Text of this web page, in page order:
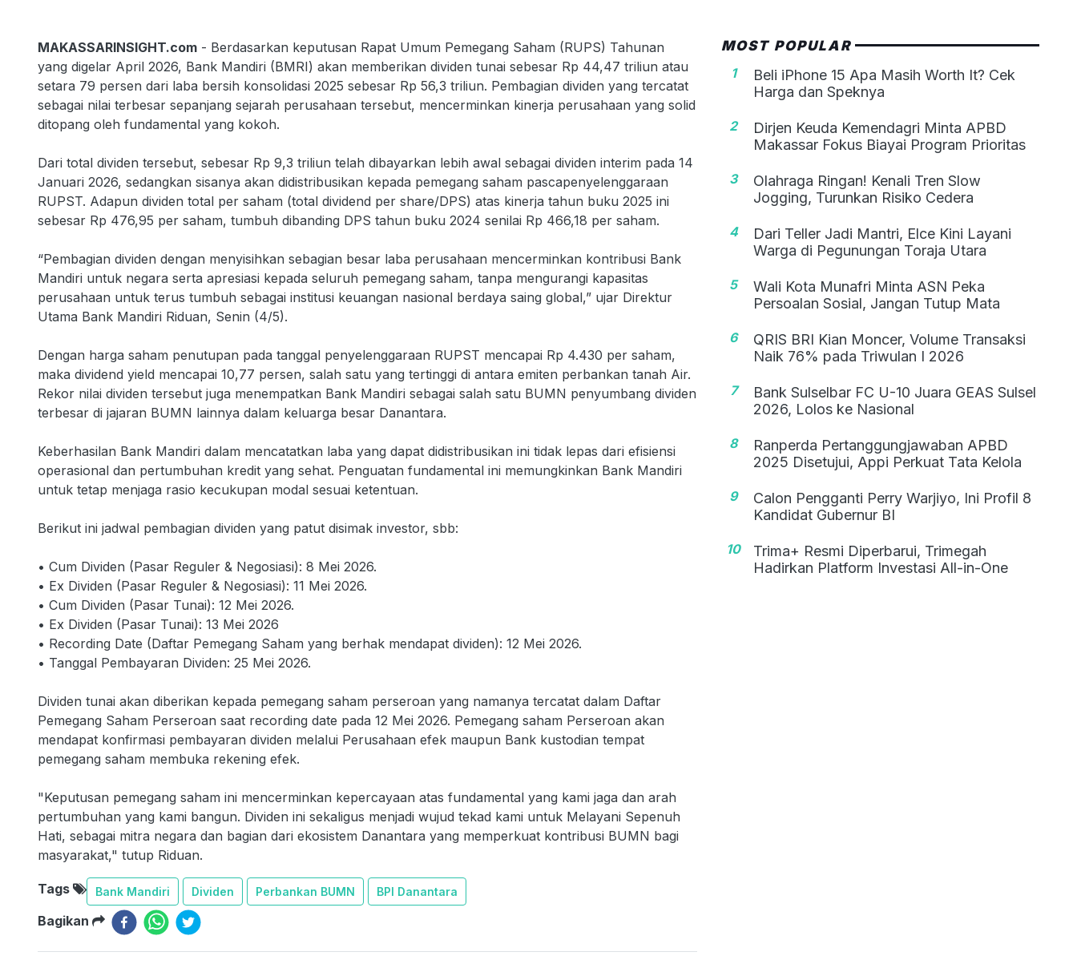
MAKASSARINSIGHT.com - Berdasarkan keputusan Rapat Umum Pemegang Saham (RUPS) Tahunan
yang digelar April 2026, Bank Mandiri (BMRI) akan memberikan dividen tunai sebesar Rp 44,47 triliun atau
setara 79 persen dari laba bersih konsolidasi 2025 sebesar Rp 56,3 triliun. Pembagian dividen yang tercatat
sebagai nilai terbesar sepanjang sejarah perusahaan tersebut, mencerminkan kinerja perusahaan yang solid
ditopang oleh fundamental yang kokoh.
Dari total dividen tersebut, sebesar Rp 9,3 triliun telah dibayarkan lebih awal sebagai dividen interim pada 14
Januari 2026, sedangkan sisanya akan didistribusikan kepada pemegang saham pascapenyelenggaraan
RUPST. Adapun dividen total per saham (total dividend per share/DPS) atas kinerja tahun buku 2025 ini
sebesar Rp 476,95 per saham, tumbuh dibanding DPS tahun buku 2024 senilai Rp 466,18 per saham.
“Pembagian dividen dengan menyisihkan sebagian besar laba perusahaan mencerminkan kontribusi Bank
Mandiri untuk negara serta apresiasi kepada seluruh pemegang saham, tanpa mengurangi kapasitas
perusahaan untuk terus tumbuh sebagai institusi keuangan nasional berdaya saing global,” ujar Direktur
Utama Bank Mandiri Riduan, Senin (4/5).
Dengan harga saham penutupan pada tanggal penyelenggaraan RUPST mencapai Rp 4.430 per saham,
maka dividend yield mencapai 10,77 persen, salah satu yang tertinggi di antara emiten perbankan tanah Air.
Rekor nilai dividen tersebut juga menempatkan Bank Mandiri sebagai salah satu BUMN penyumbang dividen
terbesar di jajaran BUMN lainnya dalam keluarga besar Danantara.
Keberhasilan Bank Mandiri dalam mencatatkan laba yang dapat didistribusikan ini tidak lepas dari efisiensi
operasional dan pertumbuhan kredit yang sehat. Penguatan fundamental ini memungkinkan Bank Mandiri
untuk tetap menjaga rasio kecukupan modal sesuai ketentuan.
Berikut ini jadwal pembagian dividen yang patut disimak investor, sbb:
• Cum Dividen (Pasar Reguler & Negosiasi): 8 Mei 2026.
• Ex Dividen (Pasar Reguler & Negosiasi): 11 Mei 2026.
• Cum Dividen (Pasar Tunai): 12 Mei 2026.
• Ex Dividen (Pasar Tunai): 13 Mei 2026
• Recording Date (Daftar Pemegang Saham yang berhak mendapat dividen): 12 Mei 2026.
• Tanggal Pembayaran Dividen: 25 Mei 2026.
Dividen tunai akan diberikan kepada pemegang saham perseroan yang namanya tercatat dalam Daftar
Pemegang Saham Perseroan saat recording date pada 12 Mei 2026. Pemegang saham Perseroan akan
mendapat konfirmasi pembayaran dividen melalui Perusahaan efek maupun Bank kustodian tempat
pemegang saham membuka rekening efek.
"Keputusan pemegang saham ini mencerminkan kepercayaan atas fundamental yang kami jaga dan arah
pertumbuhan yang kami bangun. Dividen ini sekaligus menjadi wujud tekad kami untuk Melayani Sepenuh
Hati, sebagai mitra negara dan bagian dari ekosistem Danantara yang memperkuat kontribusi BUMN bagi
masyarakat," tutup Riduan.
Tags Bank Mandiri Dividen Perbankan BUMN BPI Danantara
Bagikan
MOST POPULAR
1
Beli iPhone 15 Apa Masih Worth It? Cek
Harga dan Speknya
2
Dirjen Keuda Kemendagri Minta APBD
Makassar Fokus Biayai Program Prioritas
3
Olahraga Ringan! Kenali Tren Slow
Jogging, Turunkan Risiko Cedera
4
Dari Teller Jadi Mantri, Elce Kini Layani
Warga di Pegunungan Toraja Utara
5
Wali Kota Munafri Minta ASN Peka
Persoalan Sosial, Jangan Tutup Mata
6
QRIS BRI Kian Moncer, Volume Transaksi
Naik 76% pada Triwulan I 2026
7
Bank Sulselbar FC U-10 Juara GEAS Sulsel
2026, Lolos ke Nasional
8
Ranperda Pertanggungjawaban APBD
2025 Disetujui, Appi Perkuat Tata Kelola
9
Calon Pengganti Perry Warjiyo, Ini Profil 8
Kandidat Gubernur BI
10
Trima+ Resmi Diperbarui, Trimegah
Hadirkan Platform Investasi All-in-One